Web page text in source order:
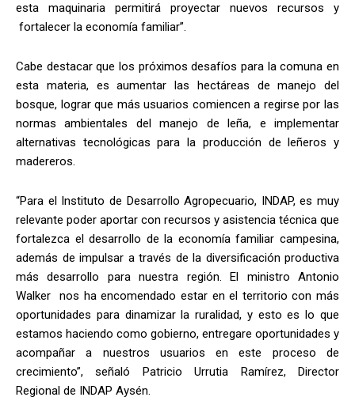
esta maquinaria permitirá proyectar nuevos recursos y
fortalecer la economía familiar”.
Cabe destacar que los próximos desafíos para la comuna en
esta materia, es aumentar las hectáreas de manejo del
bosque, lograr que más usuarios comiencen a regirse por las
normas ambientales del manejo de leña, e implementar
alternativas tecnológicas para la producción de leñeros y
madereros.
“Para el Instituto de Desarrollo Agropecuario, INDAP, es muy
relevante poder aportar con recursos y asistencia técnica que
fortalezca el desarrollo de la economía familiar campesina,
además de impulsar a través de la diversificación productiva
más desarrollo para nuestra región. El ministro Antonio
Walker nos ha encomendado estar en el territorio con más
oportunidades para dinamizar la ruralidad, y esto es lo que
estamos haciendo como gobierno, entregare oportunidades y
acompañar a nuestros usuarios en este proceso de
crecimiento”, señaló Patricio Urrutia Ramírez, Director
Regional de INDAP Aysén.